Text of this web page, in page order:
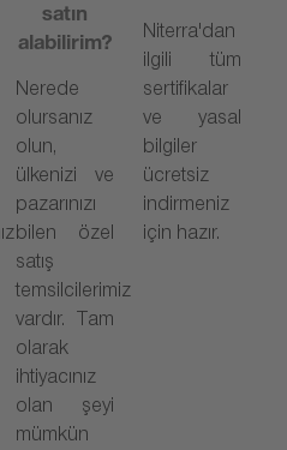
satın
alabilirim?
Nerede
olursanız
olun,
ülkenizi ve
pazarınızı
bilen özel
satış
temsilcilerimiz
vardır. Tam
olarak
ihtiyacınız
olan şeyi
mümkün
Niterra'dan
ilgili tüm
sertifikalar
ve yasal
bilgiler
ücretsiz
indirmeniz
için hazır.